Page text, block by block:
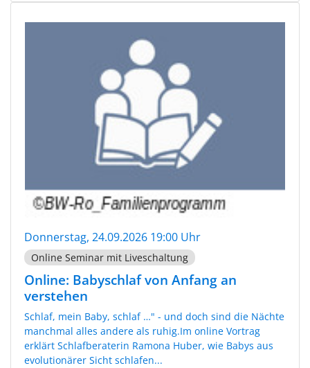
Donnerstag, 24.09.2026 19:00 Uhr
Online Seminar mit Liveschaltung
Online: Babyschlaf von Anfang an
verstehen
Schlaf, mein Baby, schlaf …" - und doch sind die Nächte
manchmal alles andere als ruhig.Im online Vortrag
erklärt Schlafberaterin Ramona Huber, wie Babys aus
evolutionärer Sicht schlafen...